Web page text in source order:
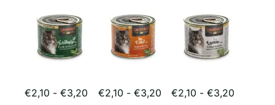
pueden
elegir
producto
pueden
elegir
producto
€2,10 - €3,20 Rango
€2,10 - €3,20Rango
€2,10 - €3,20